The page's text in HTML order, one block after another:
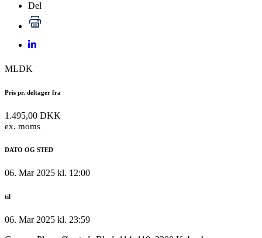
Del
MLDK
Pris pr. deltager fra
1.495,00 DKK
ex. moms
DATO OG STED
06. Mar 2025 kl. 12:00
til
06. Mar 2025 kl. 23:59